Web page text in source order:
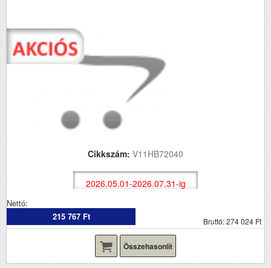
Cikkszám: V11HB72040
2026.05.01-2026.07.31-ig
Nettó:
215 767 Ft
Bruttó: 274 024 Ft
Összehasonlít